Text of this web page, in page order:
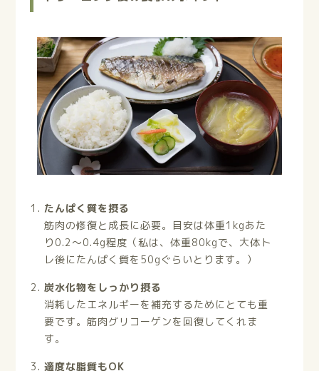
たんぱく質を摂る
筋肉の修復と成長に必要。目安は体重1kgあた
り0.2〜0.4g程度（私は、体重80kgで、大体ト
レ後にたんぱく質を50gぐらいとります。）
炭水化物をしっかり摂る
消耗したエネルギーを補充するためにとても重
要です。筋肉グリコーゲンを回復してくれま
す。
適度な脂質もOK